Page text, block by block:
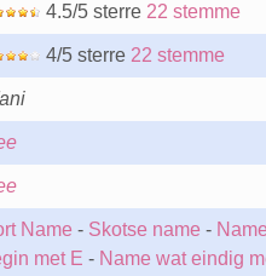
4.5/5 sterre 22 stemme
4/5 sterre 22 stemme
Name - Skotse name -
met E - Name wat eindig